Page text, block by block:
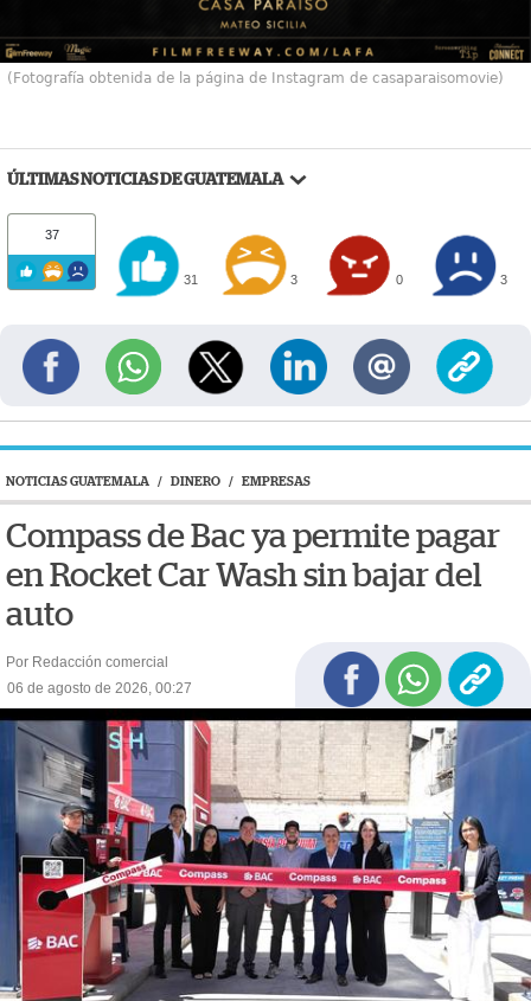
(Fotografía obtenida de la página de Instagram de casaparaisomovie)
ÚLTIMAS NOTICIAS DE GUATEMALA
37
31 3 0 3
NOTICIAS GUATEMALA / DINERO / EMPRESAS
Compass de Bac ya permite pagar
en Rocket Car Wash sin bajar del
auto
Por Redacción comercial
06 de agosto de 2026, 00:27